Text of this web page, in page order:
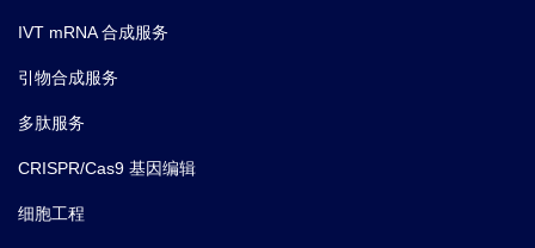
IVT mRNA 合成服务
引物合成服务
多肽服务
CRISPR/Cas9 基因编辑
细胞工程